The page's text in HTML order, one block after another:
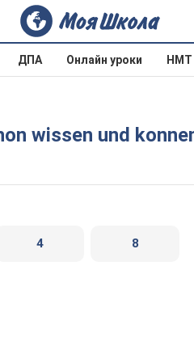
ДПА Онлайн уроки НМТ
wissen und
4 8